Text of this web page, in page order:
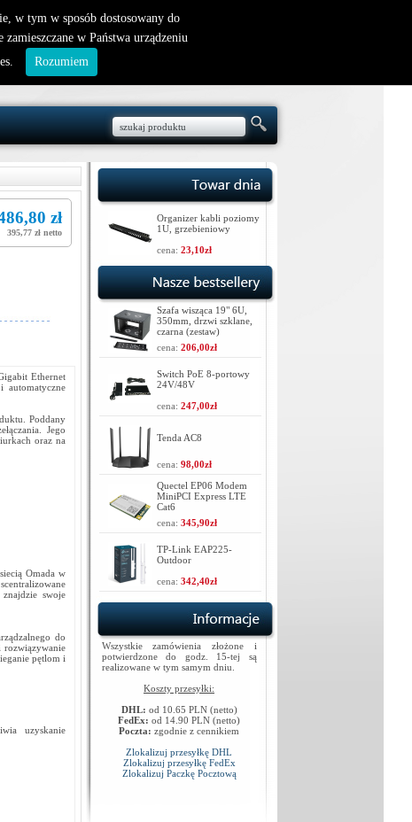
nowy klient
zł
395,77 zł netto
Ethernet
automatyczne
Poddany
Jego
oraz na
Omada w
swoje
do
rozwiązywanie
pętlom i
uzyskanie
Organizer kabli poziomy
1U, grzebieniowy
cena: 23,10zł
Szafa wisząca 19" 6U,
350mm, drzwi szklane,
czarna (zestaw)
cena: 206,00zł
Switch PoE 8-portowy
24V/48V
cena: 247,00zł
Tenda AC8
cena: 98,00zł
Quectel EP06 Modem
MiniPCI Express LTE
Cat6
cena: 345,90zł
TP-Link EAP225-
Outdoor
cena: 342,40zł
Wszystkie zamówienia złożone i
potwierdzone do godz. 15-tej są
realizowane w tym samym dniu.
Koszty przesyłki:
DHL: od 10.65 PLN (netto)
FedEx: od 14.90 PLN (netto)
Poczta: zgodnie z cennikiem
Zlokalizuj przesyłkę DHL
Zlokalizuj przesyłkę FedEx
Zlokalizuj Paczkę Pocztową
w tym w sposób dostosowany do
w Państwa urządzeniu
Rozumiem